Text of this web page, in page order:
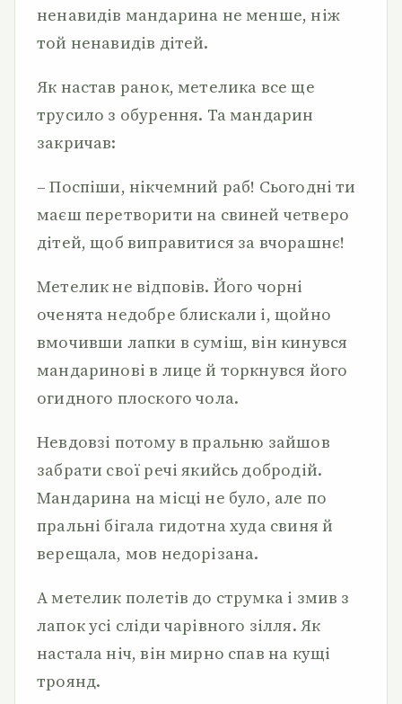
ненавидів мандарина не менше, ніж
той ненавидів дітей.
Як настав ранок, метелика все ще
трусило з обурення. Та мандарин
закричав:
– Поспіши, нікчемний раб! Сьогодні ти
маєш перетворити на свиней четверо
дітей, щоб виправитися за вчорашнє!
Метелик не відповів. Його чорні
оченята недобре блискали і, щойно
вмочивши лапки в суміш, він кинувся
мандаринові в лице й торкнувся його
огидного плоского чола.
Невдовзі потому в пральню зайшов
забрати свої речі якийсь добродій.
Мандарина на місці не було, але по
пральні бігала гидотна худа свиня й
верещала, мов недорізана.
А метелик полетів до струмка і змив з
лапок усі сліди чарівного зілля. Як
настала ніч, він мирно спав на кущі
троянд.